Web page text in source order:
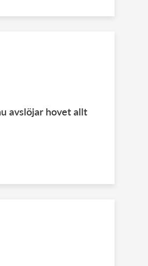
avslöjar hovet allt